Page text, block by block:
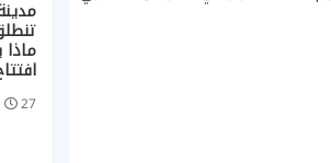
ماذا
27 دجنبر 2025